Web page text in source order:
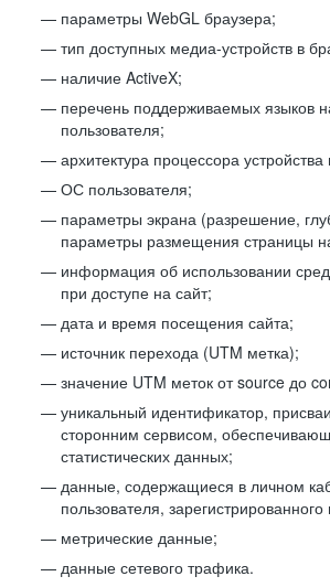
параметры WebGL браузера;
тип доступных медиа-устройств в
наличие ActiveX;
перечень поддерживаемых языков
пользователя;
архитектура процессора устройства
ОС пользователя;
параметры экрана (разрешение,
параметры размещения страницы
информация об использовании
при доступе на сайт;
дата и время посещения сайта;
источник перехода (UTM метка);
значение UTM меток от source до
уникальный идентификатор,
сторонним сервисом,
статистических данных;
данные, содержащиеся в личном
пользователя,
метрические данные;
данные сетевого трафика.